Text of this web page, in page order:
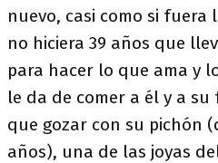
nuevo, casi como si fuera
no hiciera 39 años que
para hacer lo que ama y
le da de comer a él y a
que gozar con su pichón
años), una de las joyas